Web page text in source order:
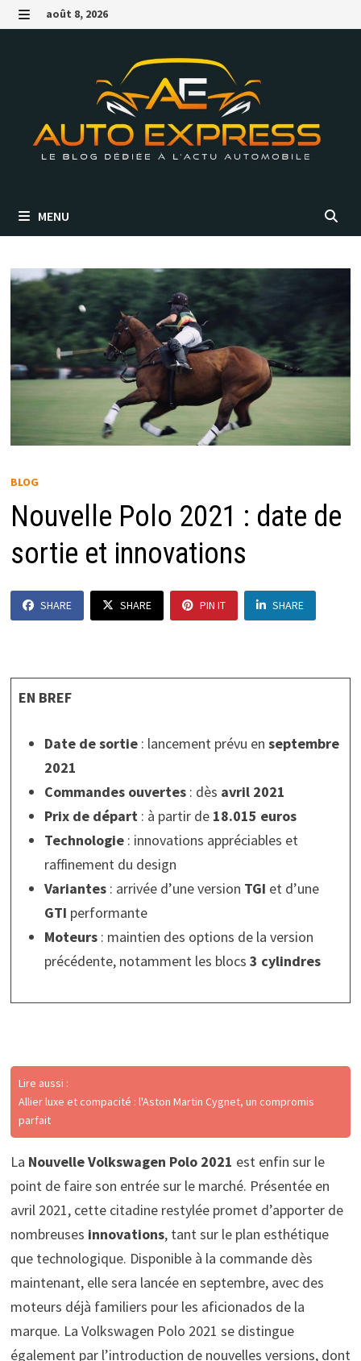
Passer
au MENU
août 8, 2026
MENU
BLOG
Nouvelle Polo 2021 : date de
sortie et innovations
SHARE SHARE PIN IT SHARE
EN BREF
Date de sortie: lancement prévu en septembre
2021
Commandes ouvertes: dès avril 2021
Prix de départ: à partir de 18.015 euros
Technologie: innovations appréciables et
raffinement du design
Variantes: arrivée d’une version TGI et d’une
GTI performante
Moteurs: maintien des options de la version
précédente, notamment les blocs 3 cylindres
Lire aussi :
Allier luxe et compacité : l'Aston Martin Cygnet, un compromis
parfait
La Nouvelle Volkswagen Polo 2021 est enfin sur le
point de faire son entrée sur le marché. Présentée en
avril 2021, cette citadine restylée promet d’apporter de
nombreuses innovations, tant sur le plan esthétique
que technologique. Disponible à la commande dès
maintenant, elle sera lancée en septembre, avec des
moteurs déjà familiers pour les aficionados de la
marque. La Volkswagen Polo 2021 se distingue
également par l’introduction de nouvelles versions, dont